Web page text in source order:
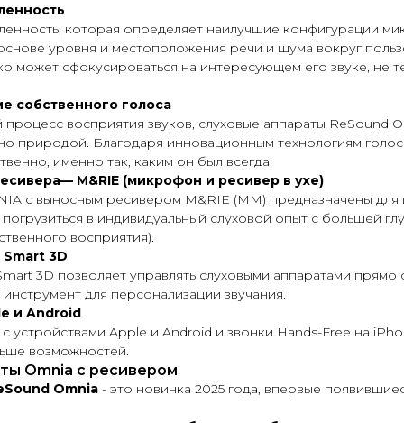
которая определяет наилучшие конфигурации
уровня и местоположения речи и шума вокруг
может сфокусироваться на интересующем его звуке, не
собственного голоса
восприятия звуков, слуховые аппараты ReSound
природой. Благодаря инновационным технологиям голос
именно так, каким он был всегда.
M&RIE (микрофон и ресивер в ухе)
с выносным ресивером M&RIE (ММ) предназначены для
в индивидуальный слуховой опыт с большей
восприятия).
3D
3D позволяет управлять слуховыми аппаратами прямо
для персонализации звучания.
и Android
устройствами Apple и Android и звонки Hands-Free на
возможностей.
Omnia с ресивером
Omnia - это новинка 2025 года, впервые